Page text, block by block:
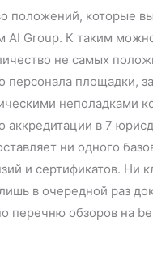
положений, которые
AI Group. К таким
не самых
персонала площадки,
неполадками
аккредитации в 7
ни одного
и сертификатов. Ни
в очередной раз
перечню обзоров